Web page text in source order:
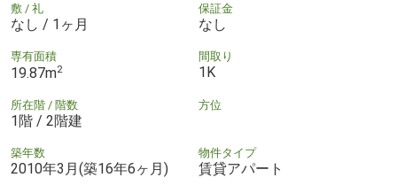
敷 / 礼
なし / 1ヶ月
保証金
なし
専有面積
19.87m2
間取り
1K
所在階 / 階数
1階 / 2階建
方位
築年数
2010年3月(築16年6ヶ月)
物件タイプ
賃貸アパート